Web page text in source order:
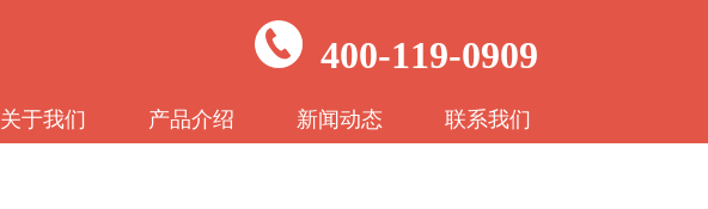
关于我们 产品介绍 新闻动态 联系我们
400-119-0909